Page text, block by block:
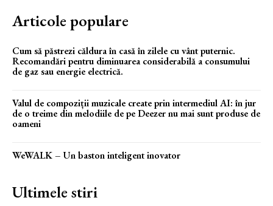
Articole populare
Cum să păstrezi căldura în casă în zilele cu vânt puternic.
Recomandări pentru diminuarea considerabilă a consumului
de gaz sau energie electrică.
Valul de compoziții muzicale create prin intermediul AI: în jur
de o treime din melodiile de pe Deezer nu mai sunt produse de
oameni
WeWALK – Un baston inteligent inovator
Ultimele stiri